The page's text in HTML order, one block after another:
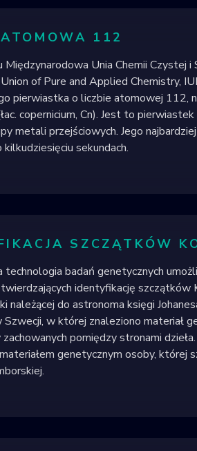
112
Unia Chemii Czystej i
of Pure and Applied Chemistry,
pierwiastka o liczbie atomowej 112,
copernicium, Cn). Jest to
metali przejściowych. Jego
sekundach.
SZCZĄTKÓW
technologia badań genetycznych
identyfikację szczątków
należącej do astronoma księgi
Szwecji, w której znaleziono materiał
pomiędzy stronami dzieła.
genetycznym osoby, której